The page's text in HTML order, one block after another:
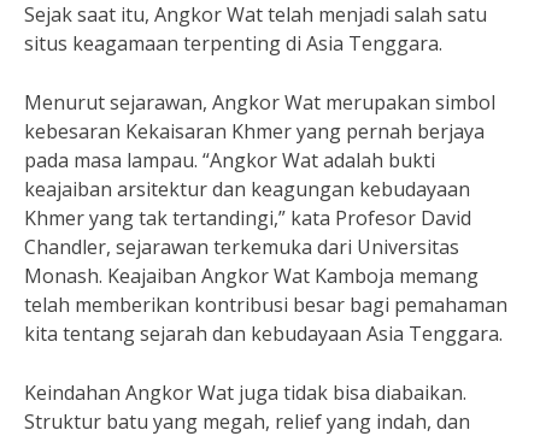
Sejak saat itu, Angkor Wat telah menjadi salah satu
situs keagamaan terpenting di Asia Tenggara.
Menurut sejarawan, Angkor Wat merupakan simbol
kebesaran Kekaisaran Khmer yang pernah berjaya
pada masa lampau. “Angkor Wat adalah bukti
keajaiban arsitektur dan keagungan kebudayaan
Khmer yang tak tertandingi,” kata Profesor David
Chandler, sejarawan terkemuka dari Universitas
Monash. Keajaiban Angkor Wat Kamboja memang
telah memberikan kontribusi besar bagi pemahaman
kita tentang sejarah dan kebudayaan Asia Tenggara.
Keindahan Angkor Wat juga tidak bisa diabaikan.
Struktur batu yang megah, relief yang indah, dan